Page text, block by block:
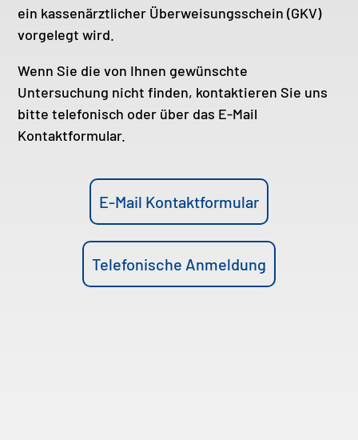
ein kassenärztlicher Überweisungsschein (GKV)
vorgelegt wird.
Wenn Sie die von Ihnen gewünschte
Untersuchung nicht finden, kontaktieren Sie uns
bitte telefonisch oder über das E-Mail
Kontaktformular.
E-Mail Kontaktformular
Telefonische Anmeldung